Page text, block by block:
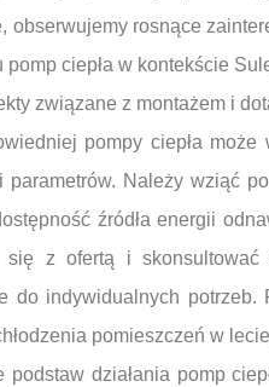
obserwujemy rosnące
pomp ciepła w kontekście
związane z montażem i
pompy ciepła
parametrów. Należy wziąć
źródła energii
się z ofertą i
do indywidualnych
pomieszczeń w
podstaw działania pomp